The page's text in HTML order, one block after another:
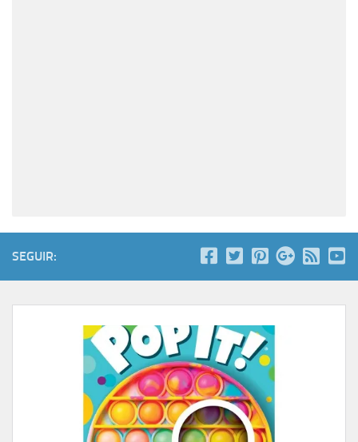
SEGUIR: